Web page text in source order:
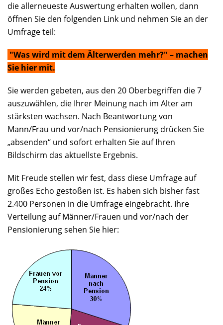
die allerneueste Auswertung erhalten wollen, dann
öffnen Sie den folgenden Link und nehmen Sie an der
Umfrage teil:
"Was wird mit dem Älterwerden mehr?" – machen
Sie hier mit.
Sie werden gebeten, aus den 20 Oberbegriffen die 7
auszuwählen, die Ihrer Meinung nach im Alter am
stärksten wachsen. Nach Beantwortung von
Mann/Frau und vor/nach Pensionierung drücken Sie
„absenden“ und sofort erhalten Sie auf Ihren
Bildschirm das aktuellste Ergebnis.
Mit Freude stellen wir fest, dass diese Umfrage auf
großes Echo gestoßen ist. Es haben sich bisher fast
2.400 Personen in die Umfrage eingebracht. Ihre
Verteilung auf Männer/Frauen und vor/nach der
Pensionierung sehen Sie hier: